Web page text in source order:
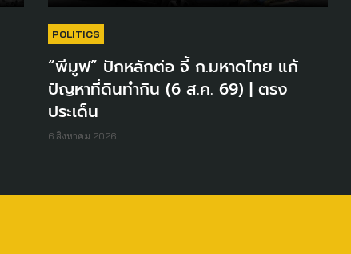
POLITICS
“พีมูฟ” ปักหลักต่อ จี้ ก.มหาดไทย แก้
ปัญหาที่ดินทำกิน (6 ส.ค. 69) | ตรง
ประเด็น
6 สิงหาคม 2026